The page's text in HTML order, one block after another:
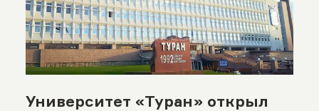
Университет «Туран» открыл